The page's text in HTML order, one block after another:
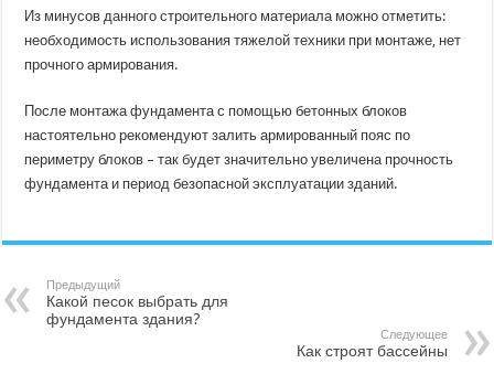
Из минусов данного строительного материала можно отметить:
необходимость использования тяжелой техники при монтаже, нет
прочного армирования.
После монтажа фундамента с помощью бетонных блоков
настоятельно рекомендуют залить армированный пояс по
периметру блоков – так будет значительно увеличена прочность
фундамента и период безопасной эксплуатации зданий.
Предыдущий
Какой песок выбрать для
фундамента здания?
Следующее
Как строят бассейны